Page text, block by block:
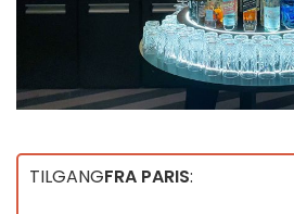
TILGANGFRA PARIS: